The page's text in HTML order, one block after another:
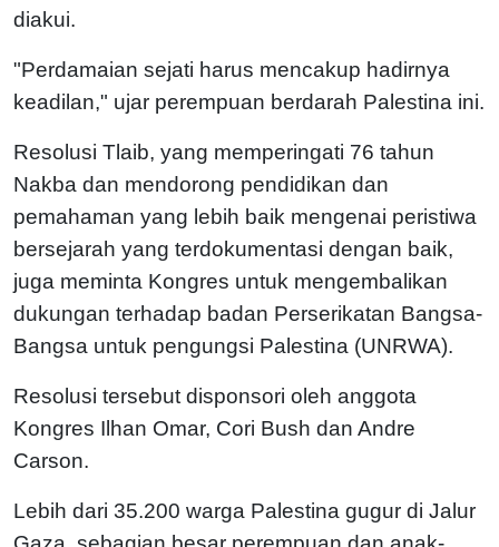
diakui.
"Perdamaian sejati harus mencakup hadirnya
keadilan," ujar perempuan berdarah Palestina ini.
Resolusi Tlaib, yang memperingati 76 tahun
Nakba dan mendorong pendidikan dan
pemahaman yang lebih baik mengenai peristiwa
bersejarah yang terdokumentasi dengan baik,
juga meminta Kongres untuk mengembalikan
dukungan terhadap badan Perserikatan Bangsa-
Bangsa untuk pengungsi Palestina (UNRWA).
Resolusi tersebut disponsori oleh anggota
Kongres Ilhan Omar, Cori Bush dan Andre
Carson.
Lebih dari 35.200 warga Palestina gugur di Jalur